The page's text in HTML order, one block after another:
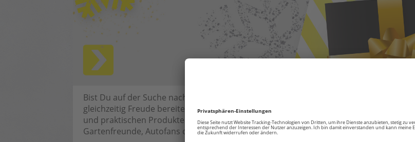
Bist Du auf der Suche nach einem Geschenk, das wirklich gebraucht wird und
gleichzeitig Freude bereitet? Bei Trotec findest Du eine breite Auswahl an hochwertigen
und praktischen Produkten, die perfekt als Geschenk dienen – egal, ob für
Gartenfreunde, Autofans oder Menschen, die ein gesundes Raumklima schätzen.